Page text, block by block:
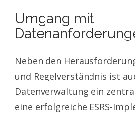
Umgang mit
Neben den
und Regelverständnis ist
Datenverwaltung ein
eine erfolgreiche ESRS-